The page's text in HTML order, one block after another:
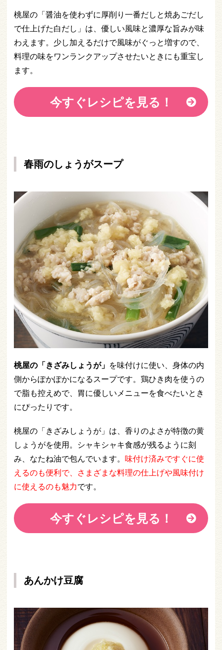
桃屋の「醤油を使わずに厚削り一番だしと焼あごだし
で仕上げた白だし」は、優しい風味と濃厚な旨みが味
わえます。少し加えるだけで風味がぐっと増すので、
料理の味をワンランクアップさせたいときにも重宝し
ます。
今すぐレシピを見る！
春雨のしょうがスープ
桃屋の「きざみしょうが」 を味付けに使い、身体の内
側からぽかぽかになるスープです。鶏ひき肉を使うの
で脂も控えめで、胃に優しいメニューを食べたいとき
にぴったりです。
桃屋の「きざみしょうが」は、香りのよさが特徴の黄
しょうがを使用。シャキシャキ食感が残るように刻
み、なたね油で包んでいます。 味付け済みですぐに使
えるのも便利で、さまざまな料理の仕上げや風味付け
に使えるのも魅力です。
今すぐレシピを見る！
あんかけ豆腐